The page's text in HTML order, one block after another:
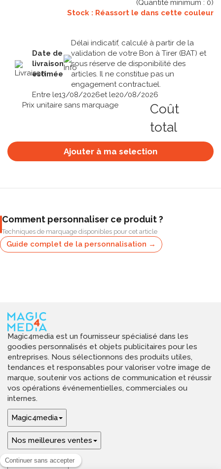
(Quantité minimum : 0)
Stock : Réassort le dans cette couleur
Date de
livraison
estimée
Délai indicatif, calculé à partir de la
validation de votre Bon à Tirer (BAT) et
sous réserve de disponibilité des
articles. Il ne constitue pas un
engagement contractuel.
Entre le13/08/2026et le20/08/2026
Prix unitaire sans marquage
Coût
total
Ajouter à ma selection
Comment personnaliser ce produit ?
Techniques de marquage disponibles pour cet article
Guide complet de la personnalisation →
Magic4media est un fournisseur spécialisé dans les
goodies personnalisés et objets publicitaires pour les
entreprises. Nous sélectionnons des produits utiles,
tendances et responsables pour valoriser votre image de
marque, soutenir vos actions de communication et réussir
vos opérations événementielles, commerciales ou
internes.
Magic4media
Nos meilleures ventes
Guides & aide